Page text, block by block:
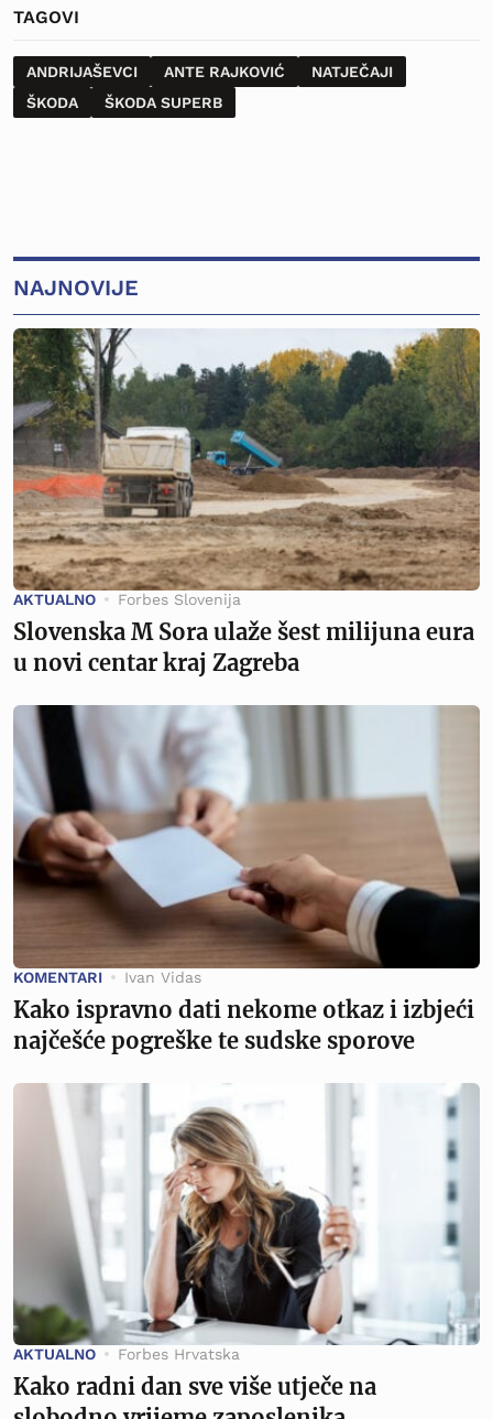
TAGOVI
ANDRIJAŠEVCI ANTE RAJKOVIĆ
NATJEČAJI
ŠKODA
ŠKODA SUPERB
NAJNOVIJE
AKTUALNO Forbes Slovenija
Slovenska M Sora ulaže šest milijuna eura
u novi centar kraj Zagreba
KOMENTARI Ivan Vidas
Kako ispravno dati nekome otkaz i izbjeći
najčešće pogreške te sudske sporove
AKTUALNO Forbes Hrvatska
Kako radni dan sve više utječe na